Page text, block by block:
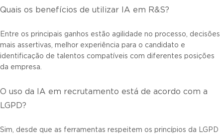
Quais os benefícios de utilizar IA em R&S?
Entre os principais ganhos estão agilidade no processo, decisões
mais assertivas, melhor experiência para o candidato e
identificação de talentos compatíveis com diferentes posições
da empresa.
O uso da IA em recrutamento está de acordo com a
LGPD?
Sim, desde que as ferramentas respeitem os princípios da LGPD